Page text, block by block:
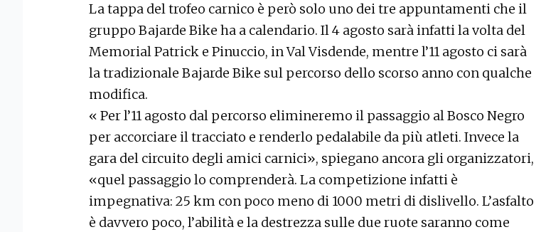
La tappa del trofeo carnico è però solo uno dei tre appuntamenti che il
gruppo Bajarde Bike ha a calendario. Il 4 agosto sarà infatti la volta del
Memorial Patrick e Pinuccio, in Val Visdende, mentre l’11 agosto ci sarà
la tradizionale Bajarde Bike sul percorso dello scorso anno con qualche
modifica.
« Per l’11 agosto dal percorso elimineremo il passaggio al Bosco Negro
per accorciare il tracciato e renderlo pedalabile da più atleti. Invece la
gara del circuito degli amici carnici», spiegano ancora gli organizzatori,
«quel passaggio lo comprenderà. La competizione infatti è
impegnativa: 25 km con poco meno di 1000 metri di dislivello. L’asfalto
è davvero poco, l’abilità e la destrezza sulle due ruote saranno come